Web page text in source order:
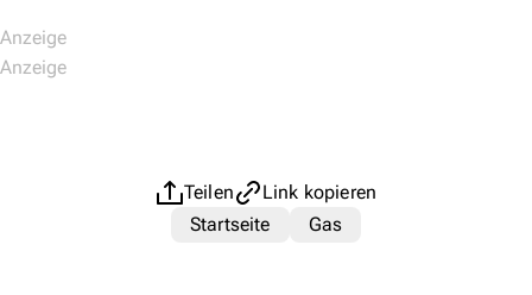
Teilen
Link kopieren
Startseite
Gas